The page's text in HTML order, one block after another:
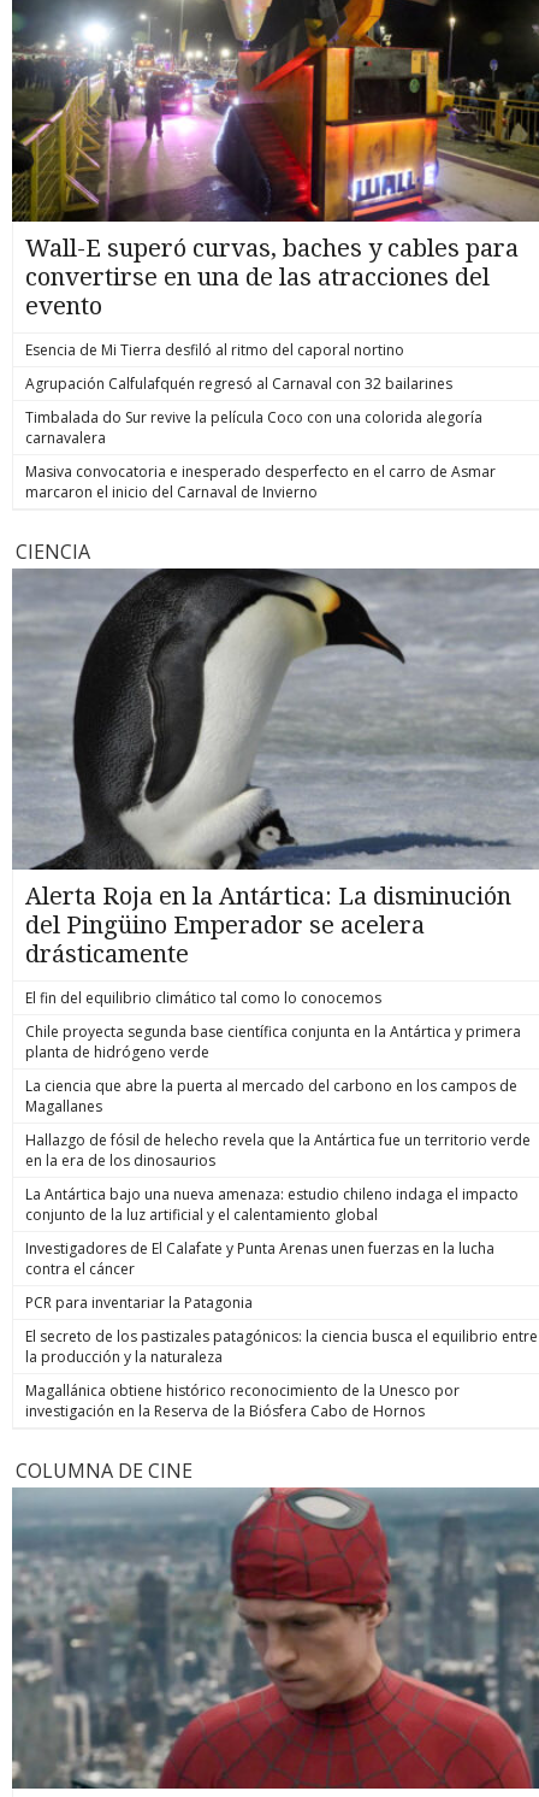
Wall-E superó curvas, baches y cables para
convertirse en una de las atracciones del
evento
Esencia de Mi Tierra desfiló al ritmo del caporal nortino
Agrupación Calfulafquén regresó al Carnaval con 32 bailarines
Timbalada do Sur revive la película Coco con una colorida alegoría
carnavalera
Masiva convocatoria e inesperado desperfecto en el carro de Asmar
marcaron el inicio del Carnaval de Invierno
CIENCIA
Alerta Roja en la Antártica: La disminución
del Pingüino Emperador se acelera
drásticamente
El fin del equilibrio climático tal como lo conocemos
Chile proyecta segunda base científica conjunta en la Antártica y primera
planta de hidrógeno verde
La ciencia que abre la puerta al mercado del carbono en los campos de
Magallanes
Hallazgo de fósil de helecho revela que la Antártica fue un territorio verde
en la era de los dinosaurios
La Antártica bajo una nueva amenaza: estudio chileno indaga el impacto
conjunto de la luz artificial y el calentamiento global
Investigadores de El Calafate y Punta Arenas unen fuerzas en la lucha
contra el cáncer
PCR para inventariar la Patagonia
El secreto de los pastizales patagónicos: la ciencia busca el equilibrio entre
la producción y la naturaleza
Magallánica obtiene histórico reconocimiento de la Unesco por
investigación en la Reserva de la Biósfera Cabo de Hornos
COLUMNA DE CINE